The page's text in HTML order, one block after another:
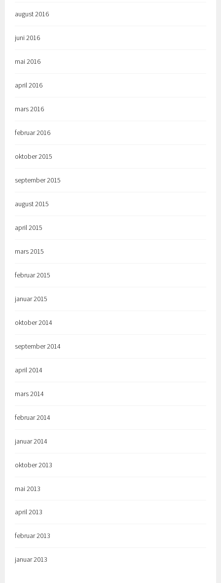
august 2016
juni 2016
mai 2016
april 2016
mars 2016
februar 2016
oktober 2015
september 2015
august 2015
april 2015
mars 2015
februar 2015
januar 2015
oktober 2014
september 2014
april 2014
mars 2014
februar 2014
januar 2014
oktober 2013
mai 2013
april 2013
februar 2013
januar 2013